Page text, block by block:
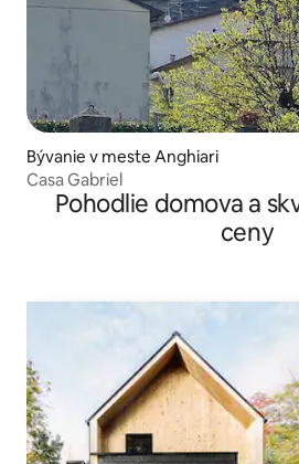
Bývanie v meste Anghiari
Casa Gabriel
Pohodlie domova a
ceny